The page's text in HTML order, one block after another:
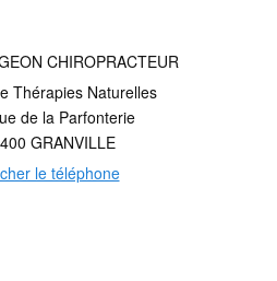
CHIROPRACTEUR
Thérapies Naturelles
de la Parfonterie
GRANVILLE
le téléphone